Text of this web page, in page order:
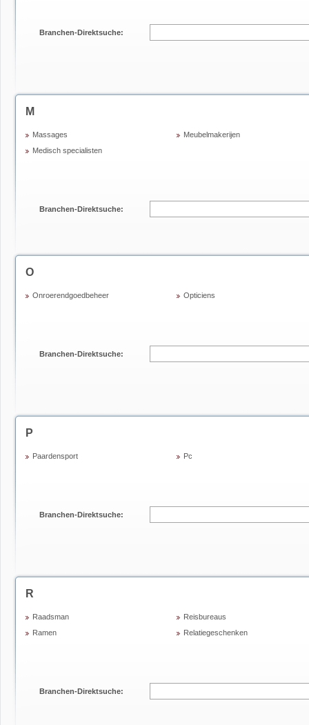
Branchen-Direktsuche:
M
Massages
Medisch specialisten
Meubelmakerijen
Branchen-Direktsuche:
O
Onroerendgoedbeheer Opticiens
Branchen-Direktsuche:
P
Paardensport Pc
Branchen-Direktsuche:
R
Raadsman
Ramen
Reisbureaus
Relatiegeschenken
Branchen-Direktsuche: